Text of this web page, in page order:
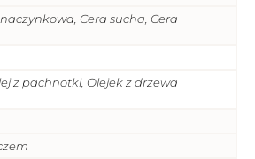
Cera sucha, Cera
z pachnotki, Olejek z drzewa